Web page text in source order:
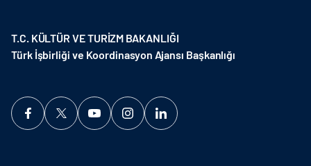
T.C. KÜLTÜR VE TURİZM BAKANLIĞI
Türk İşbirliği ve Koordinasyon Ajansı Başkanlığı